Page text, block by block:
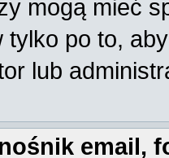
mogą mieć
tylko po to,
lub
email,